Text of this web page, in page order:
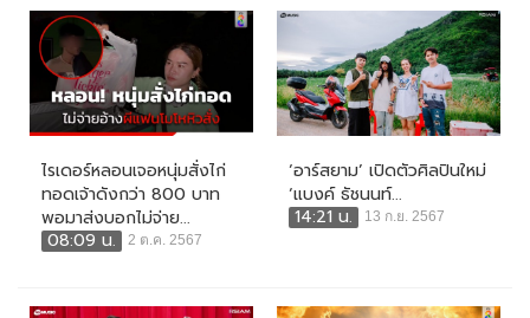
ไรเดอร์หลอนเจอหนุ่มสั่งไก่
ทอดเจ้าดังกว่า 800 บาท
พอมาส่งบอกไม่จ่าย...
08:09 น.
2 ต.ค. 2567
‘อาร์สยาม’ เปิดตัวศิลปินใหม่
‘แบงค์ ธัชนนท์...
14:21 น.
13 ก.ย. 2567